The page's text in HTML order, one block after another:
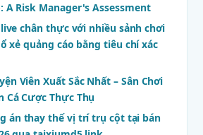
A Risk Manager's Assessment
chân thực với nhiều sảnh chơi
xẻ quảng cáo bằng tiêu chí xác
Viên Xuất Sắc Nhất – Sân Chơi
Cá Cược Thực Thụ
án thay thế vị trí trụ cột tại bán